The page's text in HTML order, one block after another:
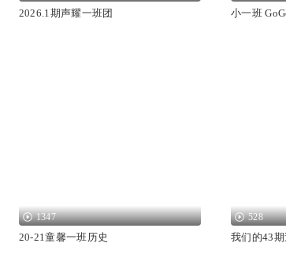
2026.1期声耀一班团 小一班
1347
20-21童馨一班历史
528
我们的43